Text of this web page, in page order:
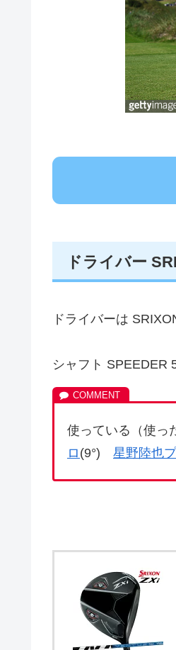
ドライバー
ドライバーは
シャフト SPEEDER
使っている（使っ
ロ (9°) 星野陸也